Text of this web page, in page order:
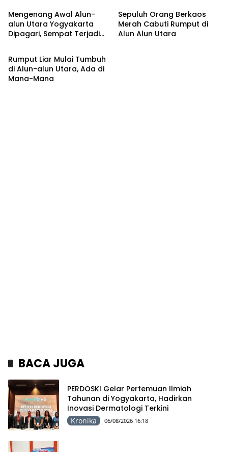
Mengenang Awal Alun-
alun Utara Yogyakarta
Dipagari, Sempat Terjadi
Sepuluh Orang Berkaos
Merah Cabuti Rumput di
Alun Alun Utara
Kronika
Rumput Liar Mulai Tumbuh
di Alun-alun Utara, Ada di
Mana-Mana
BACA JUGA
PERDOSKI Gelar Pertemuan Ilmiah
Tahunan di Yogyakarta, Hadirkan
Inovasi Dermatologi Terkini
Kronika 06/08/2026 16:18